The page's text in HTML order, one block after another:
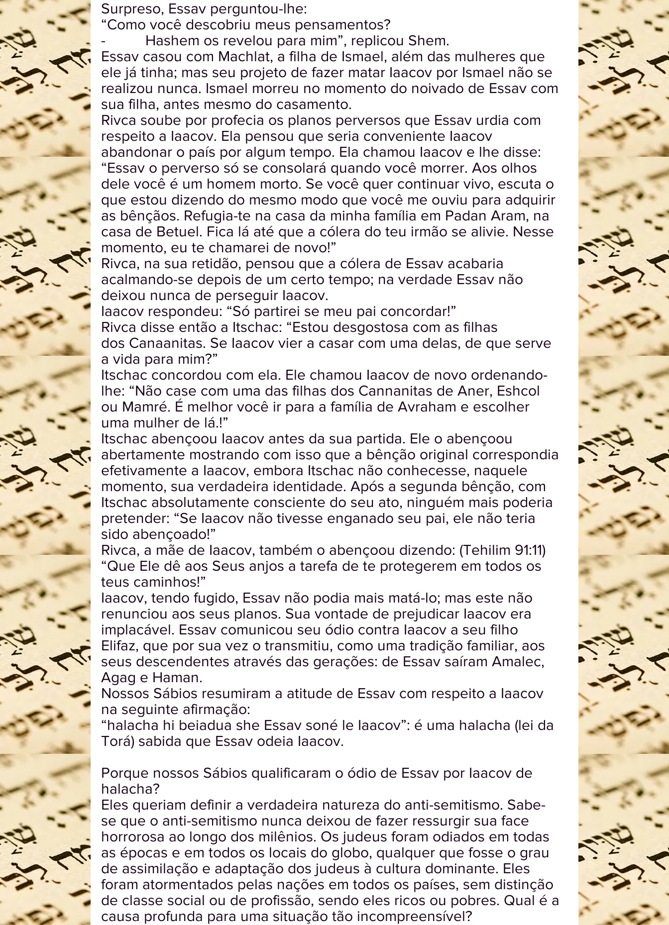
Surpreso, Essav perguntou-lhe:
“Como você descobriu meus pensamentos?
- Hashem os revelou para mim”, replicou Shem.
Essav casou com Machlat, a filha de Ismael, além das mulheres que
ele já tinha; mas seu projeto de fazer matar Iaacov por Ismael não se
realizou nunca. Ismael morreu no momento do noivado de Essav com
sua filha, antes mesmo do casamento.
Rivca soube por profecia os planos perversos que Essav urdia com
respeito a Iaacov. Ela pensou que seria conveniente Iaacov
abandonar o país por algum tempo. Ela chamou Iaacov e lhe disse:
“Essav o perverso só se consolará quando você morrer. Aos olhos
dele você é um homem morto. Se você quer continuar vivo, escuta o
que estou dizendo do mesmo modo que você me ouviu para adquirir
as bênçãos. Refugia-te na casa da minha família em Padan Aram, na
casa de Betuel. Fica lá até que a cólera do teu irmão se alivie. Nesse
momento, eu te chamarei de novo!”
Rivca, na sua retidão, pensou que a cólera de Essav acabaria
acalmando-se depois de um certo tempo; na verdade Essav não
deixou nunca de perseguir Iaacov.
Iaacov respondeu: “Só partirei se meu pai concordar!”
Rivca disse então a Itschac: “Estou desgostosa com as filhas
dos Canaanitas. Se Iaacov vier a casar com uma delas, de que serve
a vida para mim?”
Itschac concordou com ela. Ele chamou Iaacov de novo ordenando-
lhe: “Não case com uma das filhas dos Cannanitas de Aner, Eshcol
ou Mamré. É melhor você ir para a família de Avraham e escolher
uma mulher de lá.!”
Itschac abençoou Iaacov antes da sua partida. Ele o abençoou
abertamente mostrando com isso que a bênção original correspondia
efetivamente a Iaacov, embora Itschac não conhecesse, naquele
momento, sua verdadeira identidade. Após a segunda bênção, com
Itschac absolutamente consciente do seu ato, ninguém mais poderia
pretender: “Se Iaacov não tivesse enganado seu pai, ele não teria
sido abençoado!”
Rivca, a mãe de Iaacov, também o abençoou dizendo: (Tehilim 91:11)
“Que Ele dê aos Seus anjos a tarefa de te protegerem em todos os
teus caminhos!”
Iaacov, tendo fugido, Essav não podia mais matá-lo; mas este não
renunciou aos seus planos. Sua vontade de prejudicar Iaacov era
implacável. Essav comunicou seu ódio contra Iaacov a seu filho
Elifaz, que por sua vez o transmitiu, como uma tradição familiar, aos
seus descendentes através das gerações: de Essav saíram Amalec,
Agag e Haman.
Nossos Sábios resumiram a atitude de Essav com respeito a Iaacov
na seguinte afirmação:
“halacha hi beiadua she Essav soné le Iaacov”: é uma halacha (lei da
Torá) sabida que Essav odeia Iaacov.
Porque nossos Sábios qualificaram o ódio de Essav por Iaacov de
halacha?
Eles queriam definir a verdadeira natureza do anti-semitismo. Sabe-
se que o anti-semitismo nunca deixou de fazer ressurgir sua face
horrorosa ao longo dos milênios. Os judeus foram odiados em todas
as épocas e em todos os locais do globo, qualquer que fosse o grau
de assimilação e adaptação dos judeus à cultura dominante. Eles
foram atormentados pelas nações em todos os países, sem distinção
de classe social ou de profissão, sendo eles ricos ou pobres. Qual é a
causa profunda para uma situação tão incompreensível?